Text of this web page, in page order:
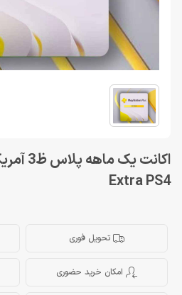
Extra PS4
تحویل فوری
امکان خرید حضوری